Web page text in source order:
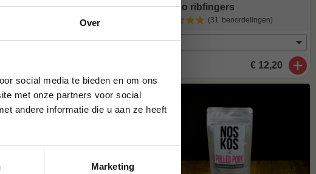
Over
social media te bieden en om ons
met onze partners voor social
andere informatie die u aan ze heeft
Marketing
Iberico ribfingers
(31 beoordelingen)
€ 12,20
op je